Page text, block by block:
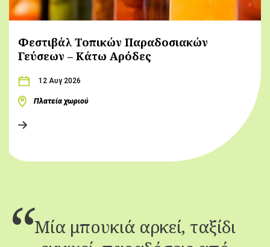
Φεστιβάλ Τοπικών Παραδοσιακών
Γεύσεων – Κάτω Αρόδες
12 Αυγ 2026
Πλατεία χωριού
Μία μπουκιά αρκεί, ταξίδι